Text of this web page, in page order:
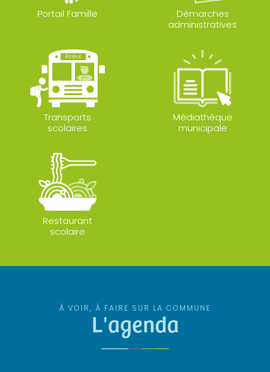
Portail Famille
Démarches
administratives
Transports
scolaires
Médiathèque
municipale
Restaurant
scolaire
À VOIR, À FAIRE SUR LA COMMUNE
L'agenda